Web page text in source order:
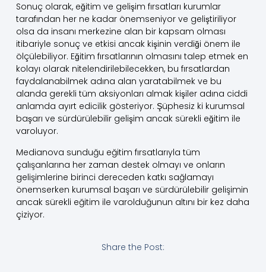
Sonuç olarak, eğitim ve gelişim fırsatları kurumlar
tarafından her ne kadar önemseniyor ve geliştiriliyor
olsa da insanı merkezine alan bir kapsam olması
itibariyle sonuç ve etkisi ancak kişinin verdiği önem ile
ölçülebiliyor. Eğitim fırsatlarının olmasını talep etmek en
kolayı olarak nitelendirilebilecekken, bu fırsatlardan
faydalanabilmek adına alan yaratabilmek ve bu
alanda gerekli tüm aksiyonları almak kişiler adına ciddi
anlamda ayırt edicilik gösteriyor. Şüphesiz ki kurumsal
başarı ve sürdürülebilir gelişim ancak sürekli eğitim ile
varoluyor.
Medianova sunduğu eğitim fırsatlarıyla tüm
çalışanlarına her zaman destek olmayı ve onların
gelişimlerine birinci dereceden katkı sağlamayı
önemserken kurumsal başarı ve sürdürülebilir gelişimin
ancak sürekli eğitim ile varolduğunun altını bir kez daha
çiziyor.
Share the Post: